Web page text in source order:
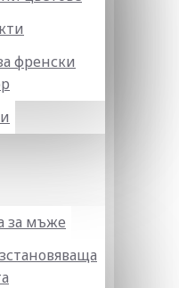
френски
за мъже